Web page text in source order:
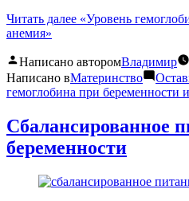
Читать далее «Уровень
анемия»
Написано авторомВладимир
Написано вМатеринство
гемоглобина при беременности
Сбалансированное
беременности